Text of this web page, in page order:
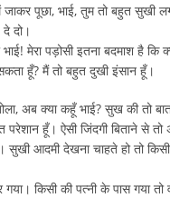
जाकर पूछा, भाई, तुम तो बहुत सुखी
दो।
मेरा पड़ोसी इतना बदमाश है कि
हूँ? मैं तो बहुत दुखी इंसान हूँ।
अब क्या कहूँ भाई? सुख की तो
हूँ। ऐसी जिंदगी बिताने से तो
आदमी देखना चाहते हो तो
किसी की पत्नी के पास गया तो